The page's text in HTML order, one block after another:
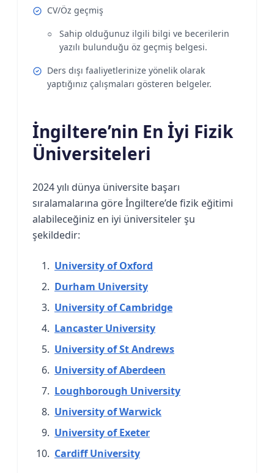
CV/Öz geçmiş
Sahip olduğunuz ilgili bilgi ve becerilerin
yazılı bulunduğu öz geçmiş belgesi.
Ders dışı faaliyetlerinize yönelik olarak
yaptığınız çalışmaları gösteren belgeler.
İngiltere’nin En İyi Fizik
Üniversiteleri
2024 yılı dünya üniversite başarı
sıralamalarına göre İngiltere’de fizik eğitimi
alabileceğiniz en iyi üniversiteler şu
şekildedir:
University of Oxford
Durham University
University of Cambridge
Lancaster University
University of St Andrews
University of Aberdeen
Loughborough University
University of Warwick
University of Exeter
Cardiff University